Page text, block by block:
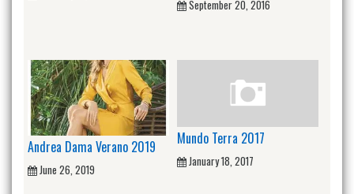
September 20, 2016
Andrea Dama Verano 2019
June 26, 2019
Mundo Terra 2017
January 18, 2017